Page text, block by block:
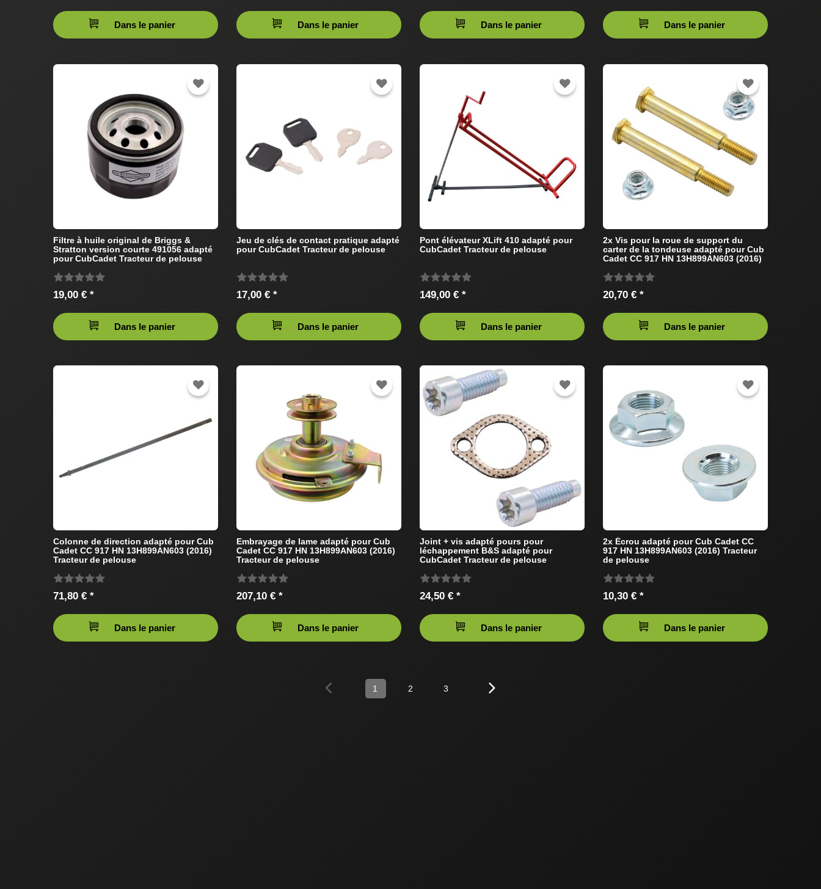
Dans le panier Dans le panier Dans le panier Dans le panier
Filtre à huile original de Briggs &
Stratton version courte 491056 adapté
pour CubCadet Tracteur de pelouse
19,00 € *
Dans le panier
Jeu de clés de contact pratique adapté
pour CubCadet Tracteur de pelouse
17,00 € *
Dans le panier
Pont élévateur XLift 410 adapté pour
CubCadet Tracteur de pelouse
149,00 € *
Dans le panier
2x Vis pour la roue de support du
carter de la tondeuse adapté pour Cub
Cadet CC 917 HN 13H899AN603 (2016)
20,70 € *
Dans le panier
Colonne de direction adapté pour Cub
Cadet CC 917 HN 13H899AN603 (2016)
Tracteur de pelouse
71,80 € *
Dans le panier
Embrayage de lame adapté pour Cub
Cadet CC 917 HN 13H899AN603 (2016)
Tracteur de pelouse
207,10 € *
Dans le panier
Joint + vis adapté pours pour
léchappement B&S adapté pour
CubCadet Tracteur de pelouse
24,50 € *
Dans le panier
2x Écrou adapté pour Cub Cadet CC
917 HN 13H899AN603 (2016) Tracteur
de pelouse
10,30 € *
Dans le panier
1 2 3